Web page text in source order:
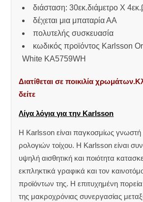
διάσταση: 30εκ.διάμετρο Χ
δέχεται μια μπαταρία ΑΑ
πολυτελής συσκευασία
κωδικός προϊόντος Karlsson
White KA5759WH
Διατίθεται σε ποικιλία
δείτε
Λίγα λόγια για την Karlsson
Η Karlsson είναι παγκοσμίως
ρολογιών τοίχου. Η Karlsson είναι
υψηλή αισθητική και ποιότητα
εκπληκτικά γραφικά και τον
προϊόντων της. Η επιτυχημένη πορεία
της μακροχρόνιας συνεργασίας